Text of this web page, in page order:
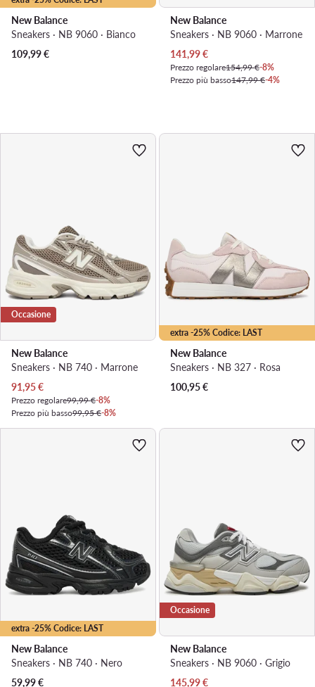
New Balance
Sneakers · NB 9060 · Bianco
109,99€
New Balance
Sneakers · NB 9060 · Marrone
Prezzo attuale
141,99€
Prezzo regolare154,99 €-8%
Prezzo più basso147,99 €-4%
Occasione
New Balance
Sneakers · NB 740 · Marrone
Prezzo attuale
91,95€
Prezzo regolare99,99 €-8%
Prezzo più basso99,95 €-8%
extra -25% Codice: LAST
New Balance
Sneakers · NB 327 · Rosa
100,95€
extra -25% Codice: LAST
New Balance
Sneakers · NB 740 · Nero
59,99€
Occasione
New Balance
Sneakers · NB 9060 · Grigio
Prezzo attuale
145,99€